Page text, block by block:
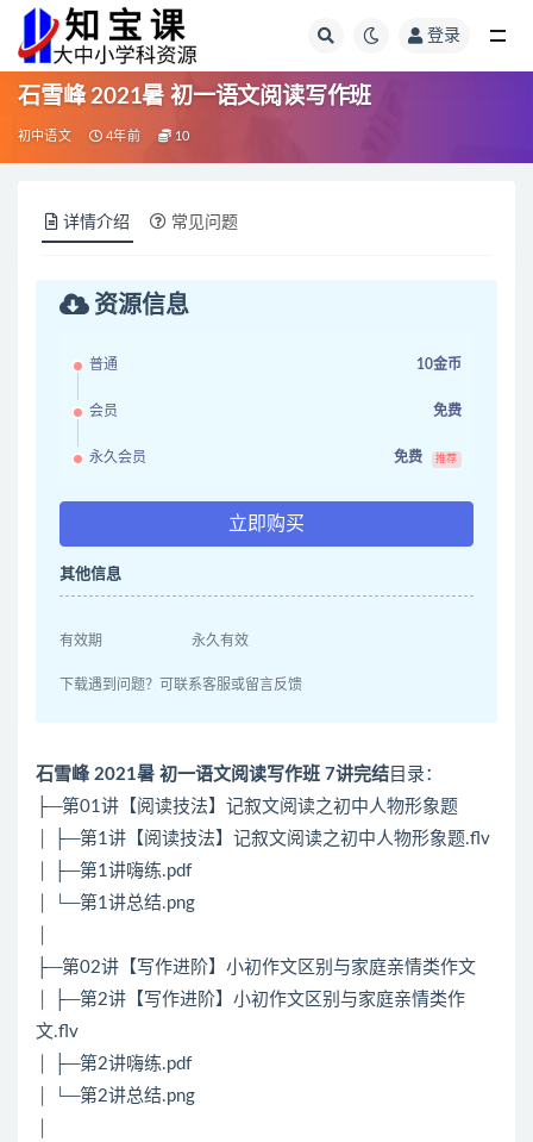
登录
石雪峰 2021暑 初一语文阅读写作班
初中语文 4年前 10
详情介绍 常见问题
资源信息
普通 10金币
会员 免费
永久会员 免费 推荐
立即购买
其他信息
有效期 永久有效
下载遇到问题？可联系客服或留言反馈
石雪峰 2021暑 初一语文阅读写作班 7讲完结 目录：
├─第01讲【阅读技法】记叙文阅读之初中人物形象题
│ ├─第1讲【阅读技法】记叙文阅读之初中人物形象题.flv
│ ├─第1讲嗨练.pdf
│ └─第1讲总结.png
├─第02讲【写作进阶】小初作文区别与家庭亲情类作文
│ ├─第2讲【写作进阶】小初作文区别与家庭亲情类作
文.flv
│ ├─第2讲嗨练.pdf
│ └─第2讲总结.png
全部